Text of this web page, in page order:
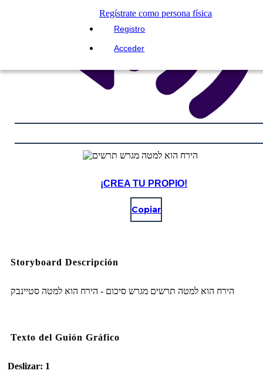
Regístrate como persona física
Registro
Acceder
¡CREA TU PROPIO!
Copiar
Storyboard Descripción
הירח הוא למטה תרשים מגרש סיכום - הירח הוא למטה סטיינבק
Texto del Guión Gráfico
Deslizar: 1